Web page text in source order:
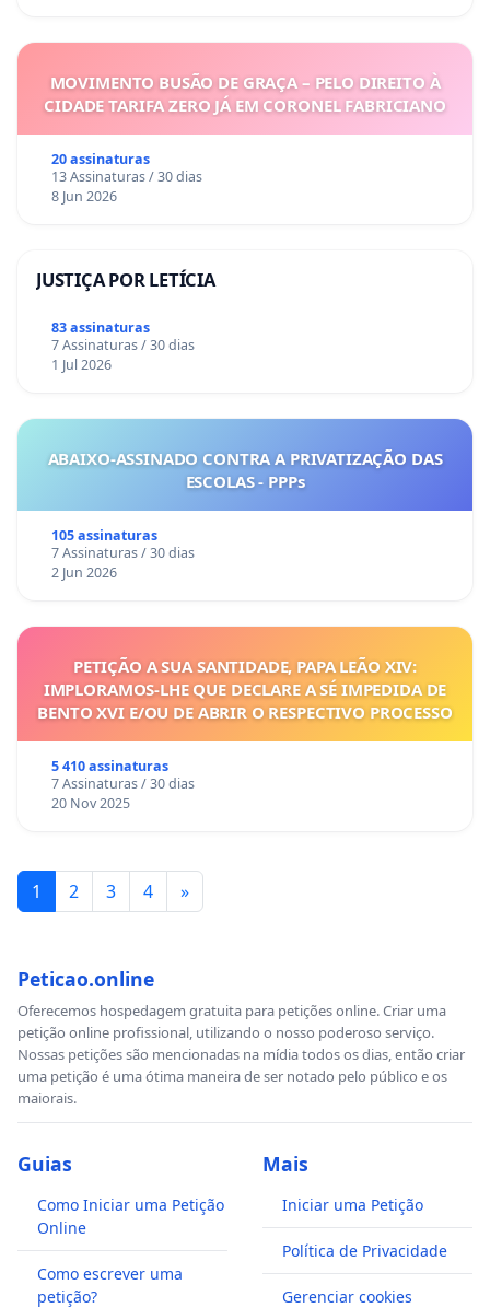
MOVIMENTO BUSÃO DE GRAÇA – PELO DIREITO À
CIDADE TARIFA ZERO JÁ EM CORONEL FABRICIANO
20 assinaturas
13 Assinaturas / 30 dias
8 Jun 2026
JUSTIÇA POR LETÍCIA
83 assinaturas
7 Assinaturas / 30 dias
1 Jul 2026
ABAIXO-ASSINADO CONTRA A PRIVATIZAÇÃO DAS
ESCOLAS - PPPs
105 assinaturas
7 Assinaturas / 30 dias
2 Jun 2026
PETIÇÃO A SUA SANTIDADE, PAPA LEÃO XIV:
IMPLORAMOS-LHE QUE DECLARE A SÉ IMPEDIDA DE
BENTO XVI E/OU DE ABRIR O RESPECTIVO PROCESSO
5 410 assinaturas
7 Assinaturas / 30 dias
20 Nov 2025
1 2 3 4 »
Peticao.online
Oferecemos hospedagem gratuita para petições online. Criar uma
petição online profissional, utilizando o nosso poderoso serviço.
Nossas petições são mencionadas na mídia todos os dias, então criar
uma petição é uma ótima maneira de ser notado pelo público e os
maiorais.
Guias
Como Iniciar uma Petição
Online
Como escrever uma
petição?
Mais
Iniciar uma Petição
Política de Privacidade
Gerenciar cookies